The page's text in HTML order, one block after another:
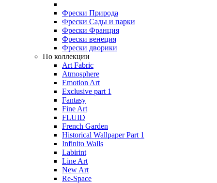
Фрески Природа
Фрески Сады и парки
Фрески Франция
Фрески венеция
Фрески дворики
По коллекции
Art Fabric
Atmosphere
Emotion Art
Exclusive part 1
Fantasy
Fine Art
FLUID
French Garden
Historical Wallpaper Part 1
Infinito Walls
Labirint
Line Art
New Art
Re-Space